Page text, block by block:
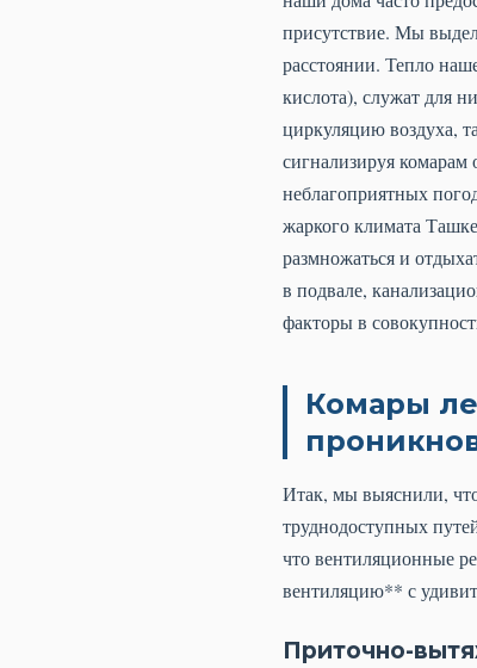
присутствие. Мы
расстоянии. Тепло
кислота), служат для
циркуляцию воздуха,
сигнализируя
неблагоприятных
жаркого климата
размножаться и
в подвале,
факторы в
Комары
Итак, мы выяснили,
труднодоступных
что вентиляционные
вентиляцию** с
Приточно-